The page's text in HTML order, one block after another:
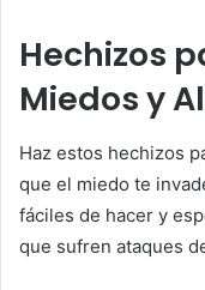
Hechizos
Miedos y
Haz estos hechizos
que el miedo te
fáciles de hacer y
que sufren ataques